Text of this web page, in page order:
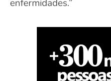
enfermidades.”